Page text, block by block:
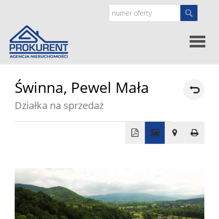
główna
nas
Zgłoś
Świnna, Pewel Mała
Działka na sprzedaż
−